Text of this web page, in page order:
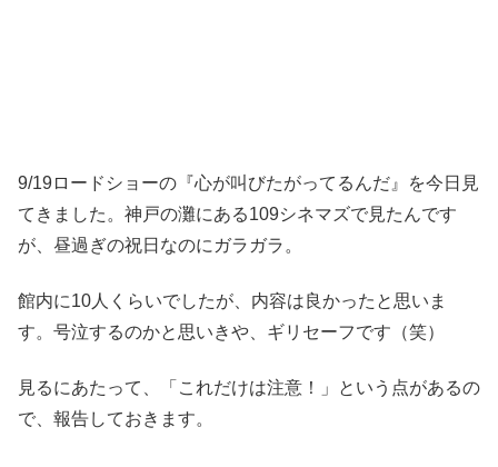
9/19ロードショーの『心が叫びたがってるんだ』を今日見
てきました。神戸の灘にある109シネマズで見たんです
が、昼過ぎの祝日なのにガラガラ。
館内に10人くらいでしたが、内容は良かったと思いま
す。号泣するのかと思いきや、ギリセーフです（笑）
見るにあたって、「これだけは注意！」という点があるの
で、報告しておきます。